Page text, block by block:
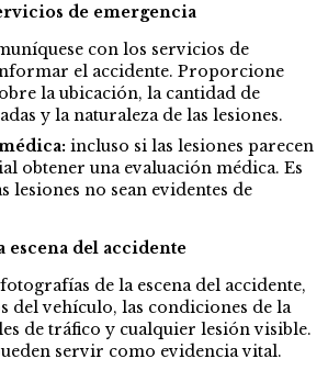
de emergencia
con los servicios de
el accidente. Proporcione
la ubicación, la cantidad de
y la naturaleza de las lesiones.
incluso si las lesiones parecen
obtener una evaluación médica. Es
lesiones no sean evidentes de
escena del accidente
de la escena del accidente,
del vehículo, las condiciones de la
de tráfico y cualquier lesión visible.
servir como evidencia vital.